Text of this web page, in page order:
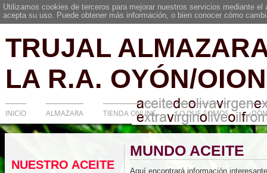
Utilizamos cookies de terceros para mejorar nuestros servicios mediante
acepta su uso. Puede obtener más información, o bien conocer cómo
TRUJAL
LA R.A. OYÓN/OION
INICIO ALMAZARA TIENDA ONLINE LO QUE SOMOS
NUESTRO ACEITE
MUNDO ACEITE
Aquí encontrará información